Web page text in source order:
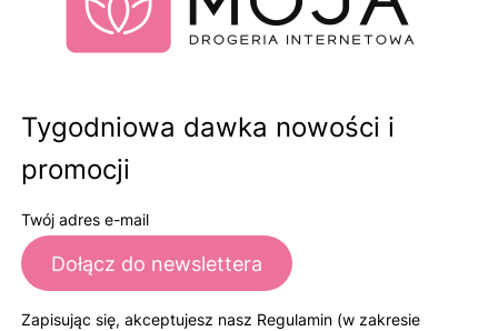
Tygodniowa dawka nowości i
promocji
Twój adres e-mail
Dołącz do newslettera
Zapisując się, akceptujesz nasz Regulamin (w zakresie